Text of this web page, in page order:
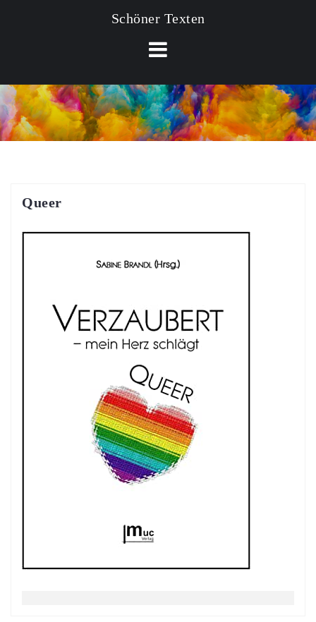
Schöner Texten
Queer